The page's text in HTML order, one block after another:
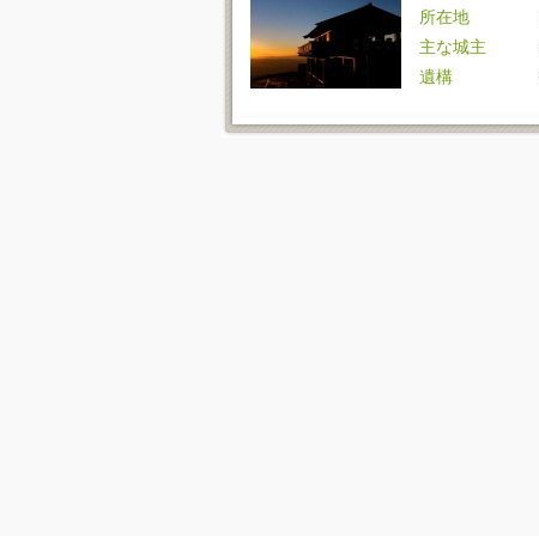
所在地
主な城主
遺構